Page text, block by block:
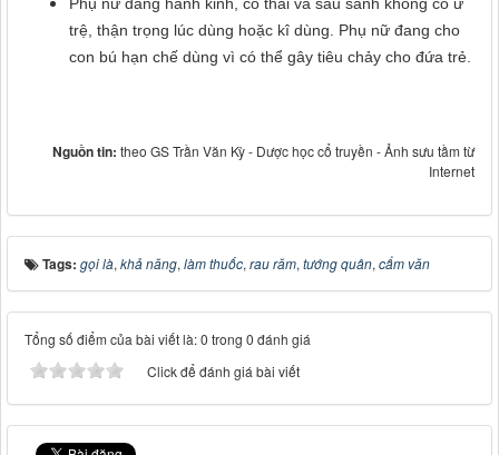
trệ, thận trọng lúc dùng hoặc kî dùng. Phụ nữ đang cho
con bú hạn chế dùng vì có thể gây tiêu chảy cho đứa trẻ.
Nguồn tin: theo GS Trần Văn Kỳ - Dược học cổ truyền - Ảnh sưu tầm từ
Internet
Tags: gọi là, khả năng, làm thuốc, rau răm, tướng quân, cẩm văn
Tổng số điểm của bài viết là: 0 trong 0 đánh giá
Click để đánh giá bài viết